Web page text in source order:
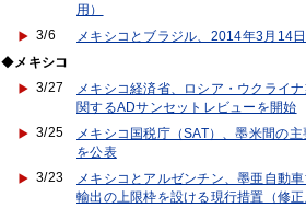
用）
3/6
メキシコとブラジル、2014年3月14
◆メキシコ
3/27
メキシコ経済省、ロシア・ウクライ
関するADサンセットレビューを開始
3/25
メキシコ国税庁（SAT）、墨米間の
を公表
3/23
メキシコとアルゼンチン、墨亜自動
輸出の上限枠を設ける現行措置（修